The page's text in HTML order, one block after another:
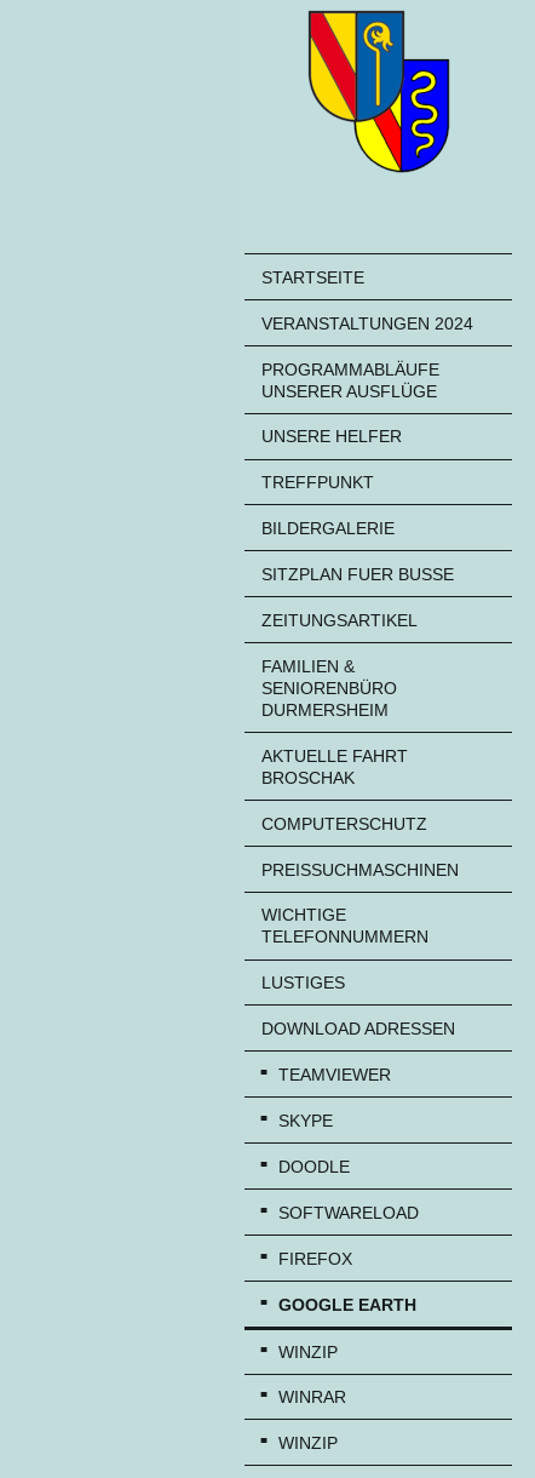
STARTSEITE
VERANSTALTUNGEN 2024
PROGRAMMABLÄUFE
UNSERER AUSFLÜGE
UNSERE HELFER
TREFFPUNKT
BILDERGALERIE
SITZPLAN FUER BUSSE
ZEITUNGSARTIKEL
FAMILIEN &
SENIORENBÜRO
DURMERSHEIM
AKTUELLE FAHRT
BROSCHAK
COMPUTERSCHUTZ
PREISSUCHMASCHINEN
WICHTIGE
TELEFONNUMMERN
LUSTIGES
DOWNLOAD ADRESSEN
TEAMVIEWER
SKYPE
DOODLE
SOFTWARELOAD
FIREFOX
GOOGLE EARTH
WINZIP
WINRAR
WINZIP